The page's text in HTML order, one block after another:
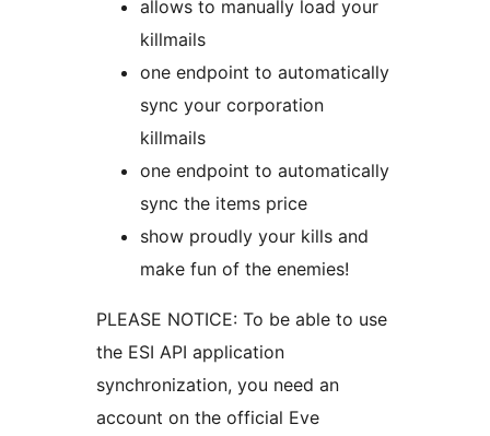
allows to manually load your
killmails
one endpoint to automatically
sync your corporation
killmails
one endpoint to automatically
sync the items price
show proudly your kills and
make fun of the enemies!
PLEASE NOTICE: To be able to use
the ESI API application
synchronization, you need an
account on the official Eve